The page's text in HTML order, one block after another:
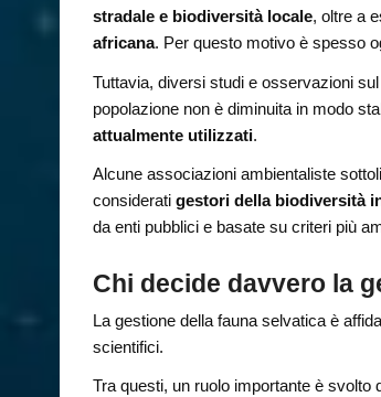
stradale e biodiversità locale, oltre a
africana. Per questo motivo è spesso
Tuttavia, diversi studi e osservazioni
popolazione non è diminuita in modo
attualmente utilizzati.
Alcune associazioni ambientaliste
consideratigestori della biodiversità
da enti pubblici e basate su criteri più
Chi decide davvero la
La gestione della fauna selvatica è
scientifici.
Tra questi, un ruolo importante è svolto